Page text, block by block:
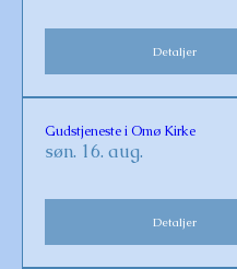
Detaljer
Gudstjeneste i Omø Kirke
søn. 16. aug.
Detaljer